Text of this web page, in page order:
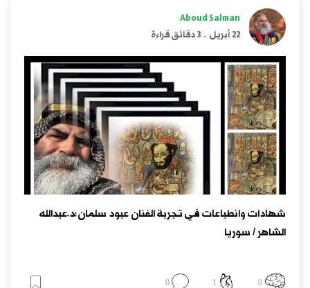
Aboud Salman
22 أبريل
. 3 دقائق قراءة
شهادات وانطباعات في تجربة الفنان عبود سلمان:د.عبدالله
الشاهر / سوريا
0
1
0